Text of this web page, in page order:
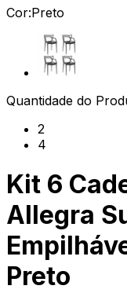
Cor:Preto
Quantidade do
2
4
Kit 6
Allegra
Preto